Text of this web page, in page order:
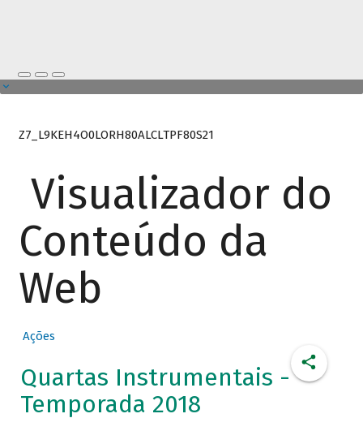
Z7_L9KEH4O0LORH80ALCLTPF80S21
Visualizador do
Conteúdo da
Web
Ações
Quartas Instrumentais -
Temporada 2018